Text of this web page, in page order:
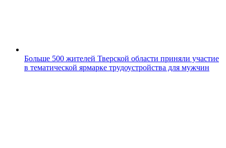
Больше 500 жителей Тверской области приняли участие
в тематической ярмарке трудоустройства для мужчин